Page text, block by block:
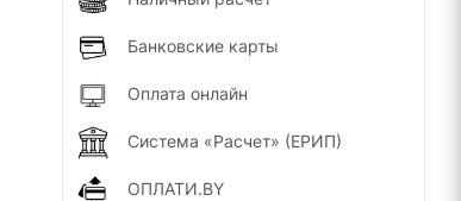
Банковские карты
Оплата онлайн
Система «Расчет» (ЕРИП)
ОПЛАТИ.BY